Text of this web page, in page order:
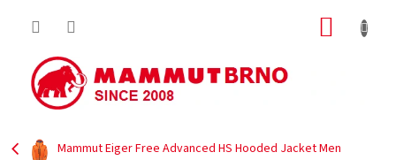
Mammut Eiger Free Advanced HS Hooded Jacket Men